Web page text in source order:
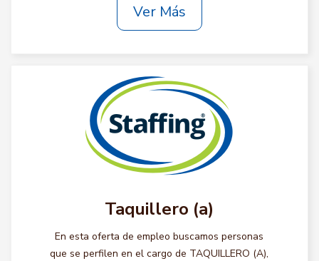
Ver Más
Taquillero (a)
En esta oferta de empleo buscamos personas
que se perfilen en el cargo de TAQUILLERO (A),